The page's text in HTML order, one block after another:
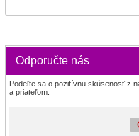
Odporučte nás
Podeľte sa o pozitívnu skúsenosť z
a priateľom: